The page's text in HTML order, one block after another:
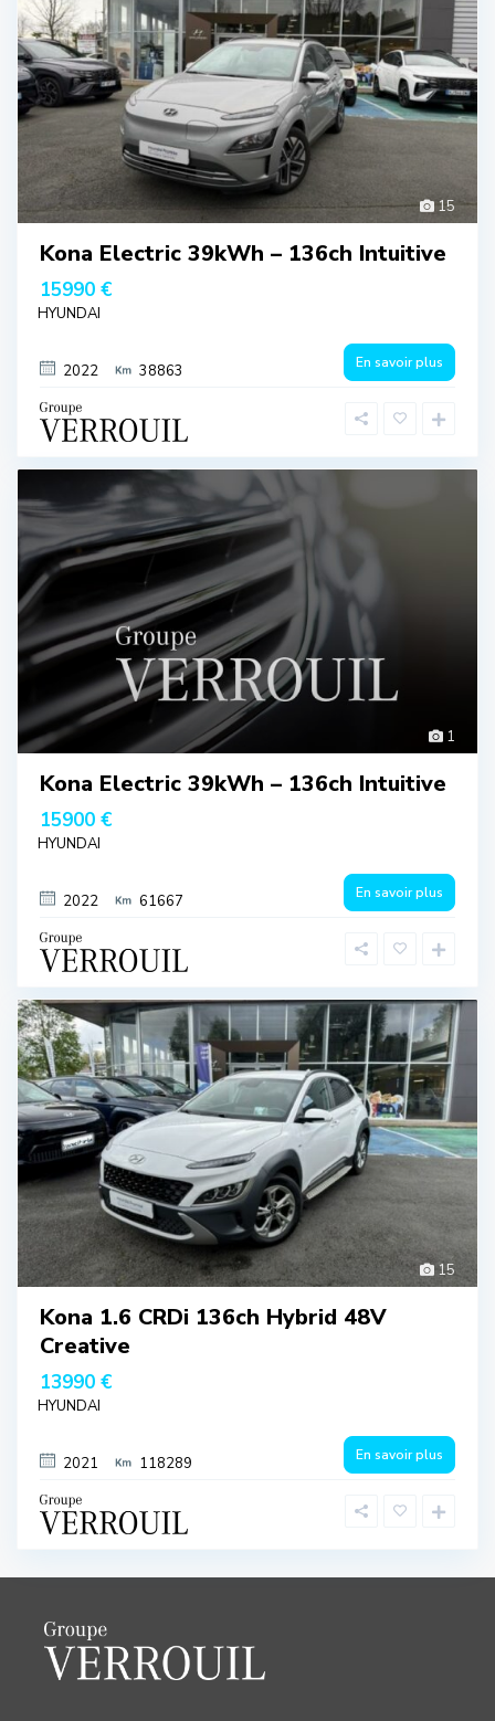
15
Kona Electric 39kWh – 136ch Intuitive
15990 €
HYUNDAI
2022 38863 En savoir plus
1
Kona Electric 39kWh – 136ch Intuitive
15900 €
HYUNDAI
2022 61667 En savoir plus
15
Kona 1.6 CRDi 136ch Hybrid 48V
Creative
13990 €
HYUNDAI
2021 118289 En savoir plus